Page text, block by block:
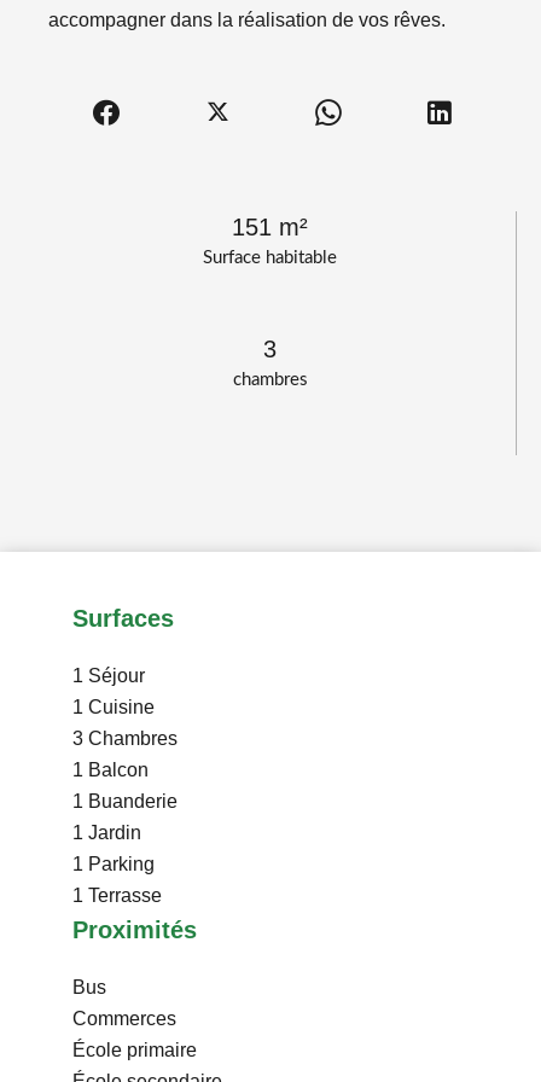
Surface habitable
151 m²
chambres
3
accompagner dans la réalisation de vos rêves.
Surfaces
1 Séjour
1 Cuisine
3 Chambres
1 Balcon
1 Buanderie
1 Jardin
1 Parking
1 Terrasse
Proximités
Bus
Commerces
École primaire